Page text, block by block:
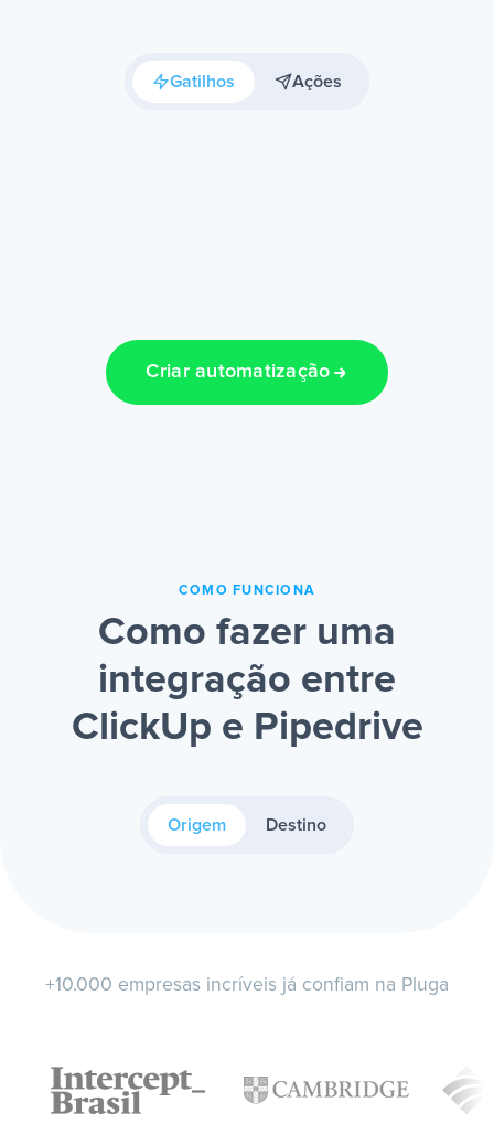
Gatilhos Ações
Criar automatização
COMO FUNCIONA
Como fazer uma
integração entre
ClickUp e Pipedrive
Origem Destino
+10.000 empresas incríveis já confiam na Pluga